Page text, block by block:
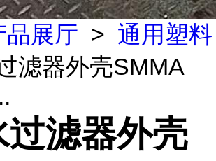
品展厅 > 通用塑料
滤器外壳SMMA
过滤器外壳